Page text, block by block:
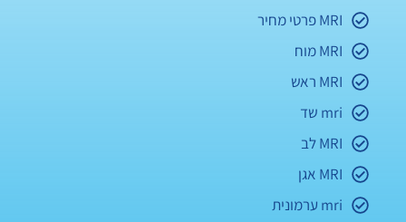
MRI פרטי מחיר
MRI מוח
MRI ראש
mri שד
MRI לב
MRI אגן
mri ערמונית